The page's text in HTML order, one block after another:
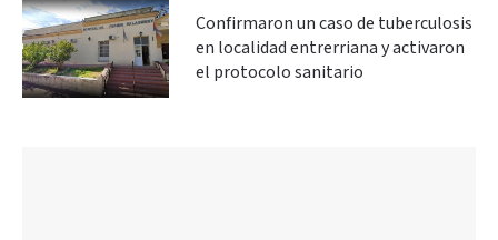
Confirmaron un caso de tuberculosis
en localidad entrerriana y activaron
el protocolo sanitario